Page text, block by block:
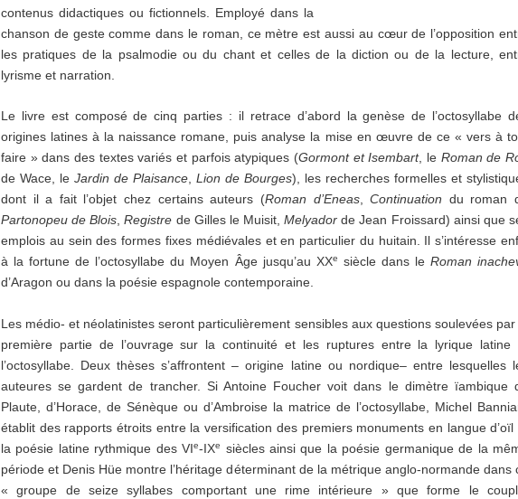
contenus didactiques ou fictionnels. Employé dans la
chanson de geste comme dans le roman, ce mètre est aussi au cœur de l’opposition
les pratiques de la psalmodie ou du chant et celles de la diction ou de la lecture,
lyrisme et narration.
Le livre est composé de cinq parties : il retrace d’abord la genèse de l’octosyllabe
origines latines à la naissance romane, puis analyse la mise en œuvre de ce « vers à
faire » dans des textes variés et parfois atypiques (Gormont et Isembart, le Roman de
de Wace, le Jardin de Plaisance, Lion de Bourges), les recherches formelles et
dont il a fait l’objet chez certains auteurs (Roman d’Eneas,Continuation du roman
Partonopeu de Blois,Registre de Gilles le Muisit,Melyadorde Jean Froissard) ainsi que
emplois au sein des formes fixes médiévales et en particulier du huitain. Il s’intéresse
à la fortune de l’octosyllabe du Moyen Âge jusqu’au XXe siècle dans le Roman
d’Aragon ou dans la poésie espagnole contemporaine.
Les médio- et néolatinistes seront particulièrement sensibles aux questions soulevées par
première partie de l’ouvrage sur la continuité et les ruptures entre la lyrique latine
l’octosyllabe. Deux thèses s’affrontent – origine latine ou nordique– entre lesquelles
auteures se gardent de trancher. Si Antoine Foucher voit dans le dimètre ïambique
Plaute, d’Horace, de Sénèque ou d’Ambroise la matrice de l’octosyllabe, Michel
établit des rapports étroits entre la versification des premiers monuments en langue d’oïl
la poésie latine rythmique des VIe-IXe
siècles ainsi que la poésie germanique de la
période et Denis Hüe montre l’héritage déterminant de la métrique anglo-normande dans
« groupe de seize syllabes comportant une rime intérieure » que forme le